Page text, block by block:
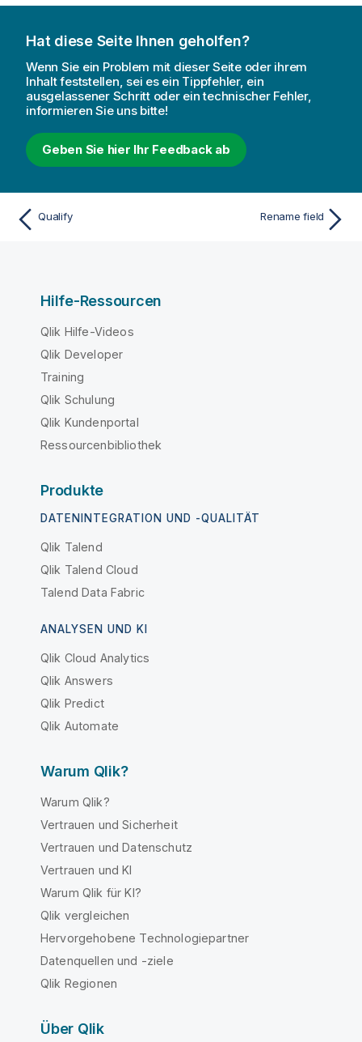
Hat diese Seite Ihnen geholfen?
Wenn Sie ein Problem mit dieser Seite oder ihrem
Inhalt feststellen, sei es ein Tippfehler, ein
ausgelassener Schritt oder ein technischer Fehler,
informieren Sie uns bitte!
Geben Sie hier Ihr Feedback ab
Qualify Rename field
Hilfe-Ressourcen
Qlik Hilfe-Videos
Qlik Developer
Training
Qlik Schulung
Qlik Kundenportal
Ressourcenbibliothek
Produkte
DATENINTEGRATION UND -QUALITÄT
Qlik Talend
Qlik Talend Cloud
Talend Data Fabric
ANALYSEN UND KI
Qlik Cloud Analytics
Qlik Answers
Qlik Predict
Qlik Automate
Warum Qlik?
Warum Qlik?
Vertrauen und Sicherheit
Vertrauen und Datenschutz
Vertrauen und KI
Warum Qlik für KI?
Qlik vergleichen
Hervorgehobene Technologiepartner
Datenquellen und -ziele
Qlik Regionen
Über Qlik